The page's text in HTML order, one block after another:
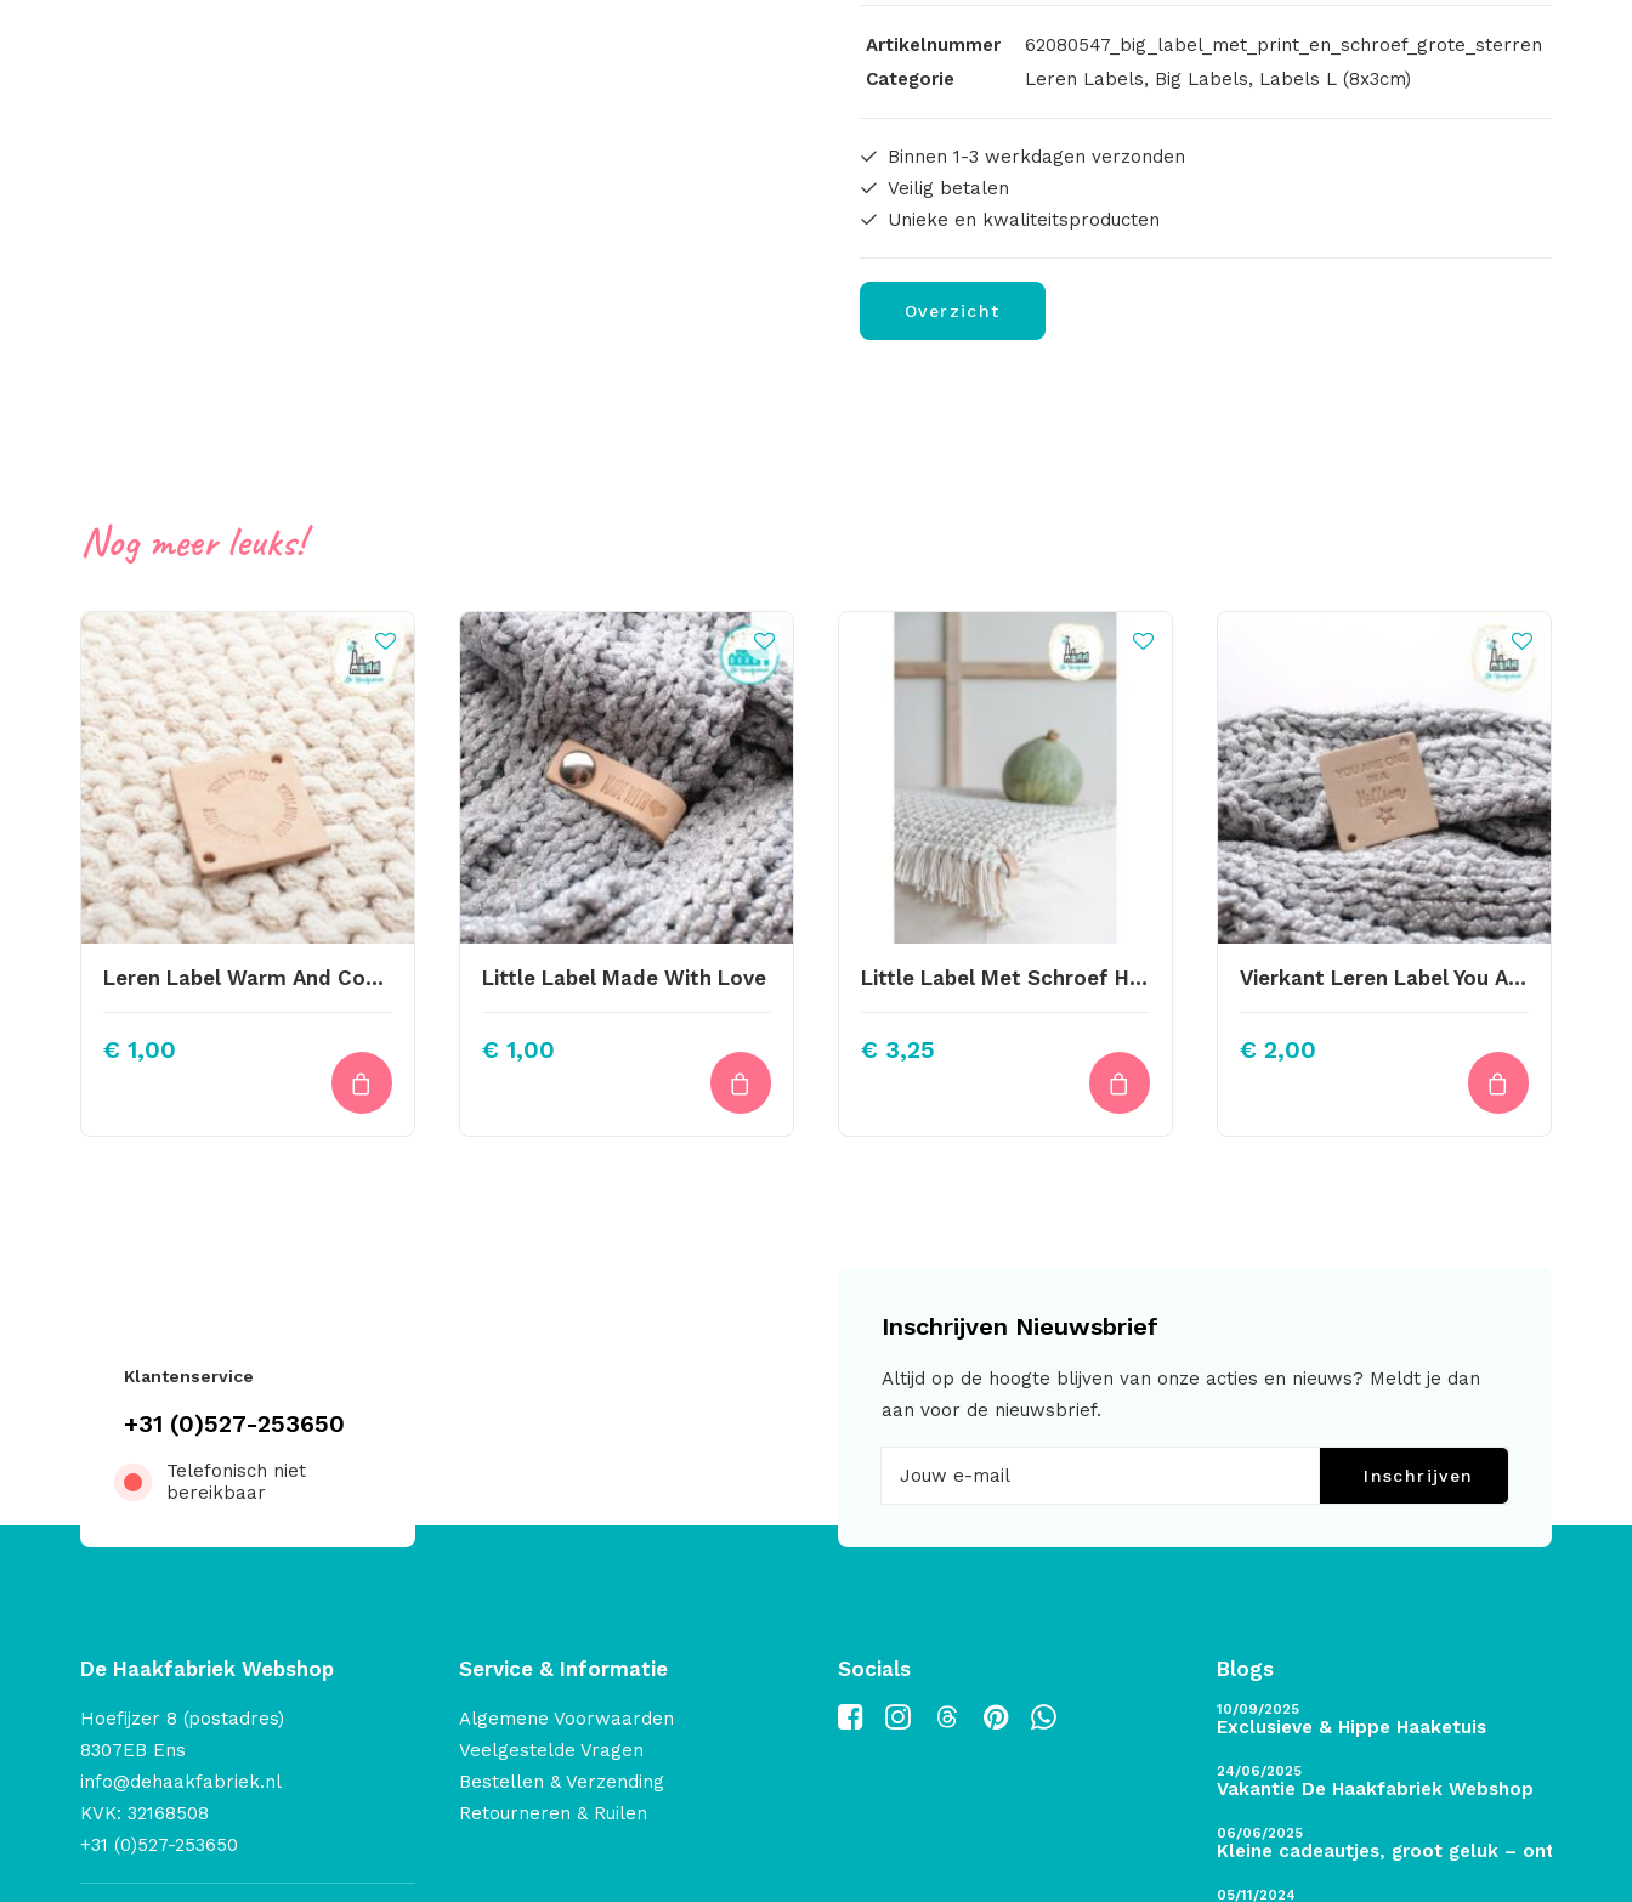
aantal
Artikelnummer
62080547_big_label_met_print_en_schroef_grote_sterren
Categorie
Leren Labels, Big Labels, Labels L (8x3cm)
Binnen 1-3 werkdagen verzonden
Veilig betalen
Unieke en kwaliteitsproducten
Overzicht
Nog meer leuks!
Leren Label Warm And Cosy Cirkel
€ 1,00
Little Label Made With Love
€ 1,00
Little Label Met Schroef Handmade Jolie
€ 3,25
Vierkant Leren Label You Are One In A Million
€ 2,00
Klantenservice
+31 (0)527-253650
Telefonisch niet
bereikbaar
Inschrijven Nieuwsbrief
Altijd op de hoogte blijven van onze acties en nieuws? Meldt je dan
aan voor de nieuwsbrief.
Inschrijven
De Haakfabriek Webshop
Hoefijzer 8 (postadres)
8307EB Ens
info@dehaakfabriek.nl
KVK: 32168508
+31 (0)527-253650
Service & Informatie
Algemene Voorwaarden
Veelgestelde Vragen
Bestellen & Verzending
Retourneren & Ruilen
Socials Blogs
10/09/2025
Exclusieve & Hippe Haaketuis
24/06/2025
Vakantie De Haakfabriek Webshop
06/06/2025
Kleine cadeautjes, groot geluk – ontdek de
05/11/2024